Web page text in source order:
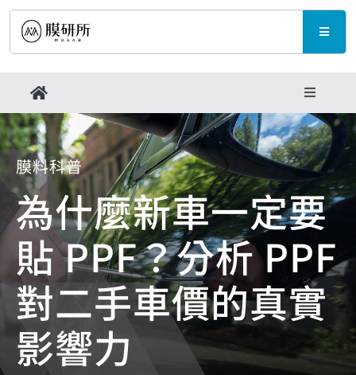
Skip
content
Toggle
產品與規格
最新消息
支援中心
聯繫我們
Toggle
品牌活動
成功案例
膜料科普
支援中心
膜料科普
為什麼新車一定要
貼 PPF？分析 PPF
對二手車價的真實
影響力